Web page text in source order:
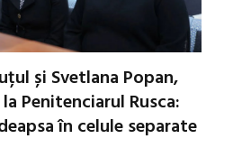
și Svetlana Popan,
Penitenciarul Rusca:
în celule separate